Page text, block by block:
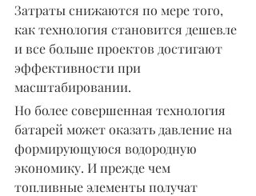
Затраты снижаются по мере того,
как технология становится дешевле
и все больше проектов достигают
эффективности при
масштабировании.
Но более совершенная технология
батарей может оказать давление на
формирующуюся водородную
экономику. И прежде чем
топливные элементы получат